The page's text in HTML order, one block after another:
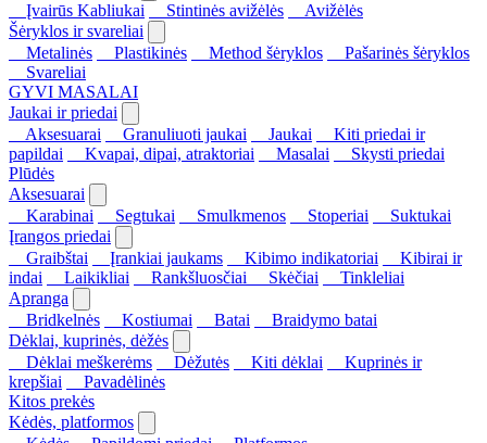
Įvairūs Kabliukai
Stintinės avižėlės
Avižėlės
Šėryklos ir svareliai
Metalinės
Plastikinės Method šėryklos
Pašarinės šėryklos
Svareliai
GYVI MASALAI
Jaukai ir priedai
Aksesuarai
Granuliuoti jaukai Jaukai
Kiti priedai ir
papildai
Kvapai, dipai, atraktoriai Masalai
Skysti priedai
Plūdės
Aksesuarai
Karabinai
Segtukai Smulkmenos Stoperiai
Suktukai
Įrangos priedai
Graibštai
Įrankiai jaukams Kibimo indikatoriai
Kibirai ir
indai
Laikikliai Rankšluosčiai Skėčiai
Tinkleliai
Apranga
Bridkelnės
Kostiumai Batai
Braidymo batai
Dėklai, kuprinės, dėžės
Dėklai meškerėms
Dėžutės Kiti dėklai
Kuprinės ir
krepšiai
Pavadėlinės
Kitos prekės
Kėdės, platformos